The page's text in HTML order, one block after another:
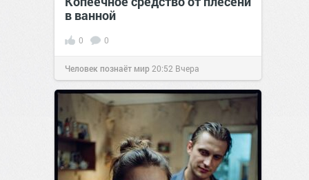
в ванной
0 0
Человек познаёт мир 20:52 Вчера